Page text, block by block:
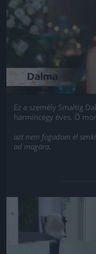
Ez a személy Smaltig
harmincegy éves. Ő
azt nem fogadom el
ad magára.